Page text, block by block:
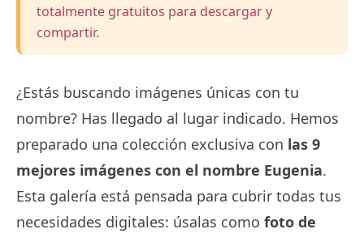
totalmente gratuitos para descargar y
compartir.
¿Estás buscando imágenes únicas con tu
nombre? Has llegado al lugar indicado. Hemos
preparado una colección exclusiva con las 9
mejores imágenes con el nombre Eugenia.
Esta galería está pensada para cubrir todas tus
necesidades digitales: úsalas como foto de